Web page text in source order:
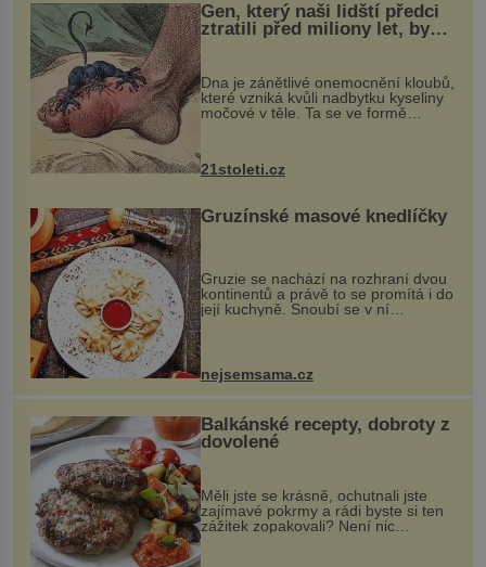
Gen, který naši lidští předci
ztratili před miliony let, by
mohl pomoci s léčbou
„nemoci králů“
Dna je zánětlivé onemocnění kloubů,
které vzniká kvůli nadbytku kyseliny
močové v těle. Ta se ve formě
nohou, a způsobuje bole...
21stoleti.cz
Gruzínské masové knedlíčky
Gruzie se nachází na rozhraní dvou
kontinentů a právě to se promítá i do
její kuchyně. Snoubí se v ní
evropské a asijské chutě a díky tomu
pokrmy, které rozhodně st...
nejsemsama.cz
Balkánské recepty, dobroty z
dovolené
Měli jste se krásně, ochutnali jste
zajímavé pokrmy a rádi byste si ten
zážitek zopakovali? Není nic
snazšího. Pljeskavica (10 porcí)
Možná jste ji ochutnali na dovolené v